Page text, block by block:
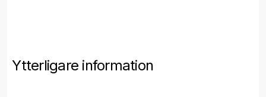
Ytterligare information